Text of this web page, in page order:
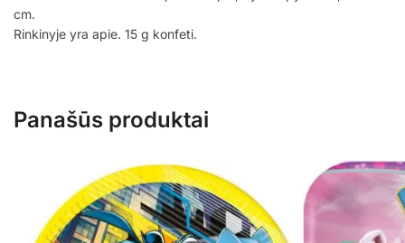
cm.
Rinkinyje yra apie. 15 g konfeti.
Panašūs produktai